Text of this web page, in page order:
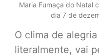
Maria Fumaça do Natal
dia 7 de
O clima de
literalmente, vai